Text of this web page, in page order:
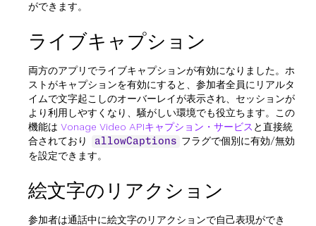
ができます。
ライブキャプション
両方のアプリでライブキャプションが有効になりました。ホ
ストがキャプションを有効にすると、参加者全員にリアルタ
イムで文字起こしのオーバーレイが表示され、セッションが
より利用しやすくなり、騒がしい環境でも役立ちます。この
機能は Vonage Video APIキャプション・サービス と直接統
合されており
allowCaptions フラグで個別に有効/無効
を設定できます。
絵文字のリアクション
参加者は通話中に絵文字のリアクションで自己表現ができ